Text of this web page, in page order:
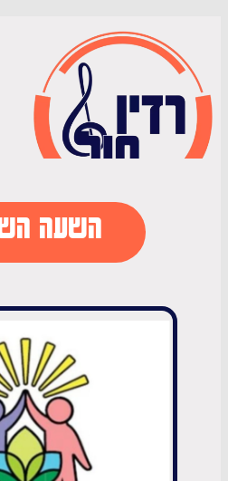
השעה השישית